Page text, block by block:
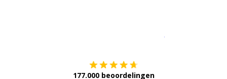
177.000 beoordelingen